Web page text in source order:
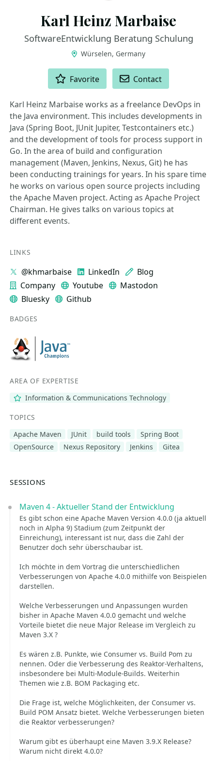
Karl Heinz Marbaise
SoftwareEntwicklung Beratung Schulung
Würselen, Germany
Favorite Contact
Karl Heinz Marbaise works as a freelance DevOps in
the Java environment. This includes developments in
Java (Spring Boot, JUnit Jupiter, Testcontainers etc.)
and the development of tools for process support in
Go. In the area of build and configuration
management (Maven, Jenkins, Nexus, Git) he has
been conducting trainings for years. In his spare time
he works on various open source projects including
the Apache Maven project. Acting as Apache Project
Chairman. He gives talks on various topics at
different events.
LINKS
@khmarbaise LinkedIn
Blog
Company
Youtube
Mastodon
Bluesky
Github
BADGES
AREA OF EXPERTISE
Information & Communications Technology
TOPICS
Apache Maven
JUnit build tools
Spring Boot
OpenSource
Nexus Repository Jenkins Gitea
SESSIONS
Maven 4 - Aktueller Stand der Entwicklung
Es gibt schon eine Apache Maven Version 4.0.0 (ja aktuell
noch in Alpha 9) Stadium (zum Zeitpunkt der
Einreichung), interessant ist nur, dass die Zahl der
Benutzer doch sehr überschaubar ist.
Ich möchte in dem Vortrag die unterschiedlichen
Verbesserungen von Apache 4.0.0 mithilfe von Beispielen
darstellen.
Welche Verbesserungen und Anpassungen wurden
bisher in Apache Maven 4.0.0 gemacht und welche
Vorteile bietet die neue Major Release im Vergleich zu
Maven 3.X ?
Es wären z.B. Punkte, wie Consumer vs. Build Pom zu
nennen. Oder die Verbesserung des Reaktor-Verhaltens,
insbesondere bei Multi-Module-Builds. Weiterhin
Themen wie z.B. BOM Packaging etc.
Die Frage ist, welche Möglichkeiten, der Consumer vs.
Build POM Ansatz bietet. Welche Verbesserungen bieten
die Reaktor verbesserungen?
Warum gibt es überhaupt eine Maven 3.9.X Release?
Warum nicht direkt 4.0.0?